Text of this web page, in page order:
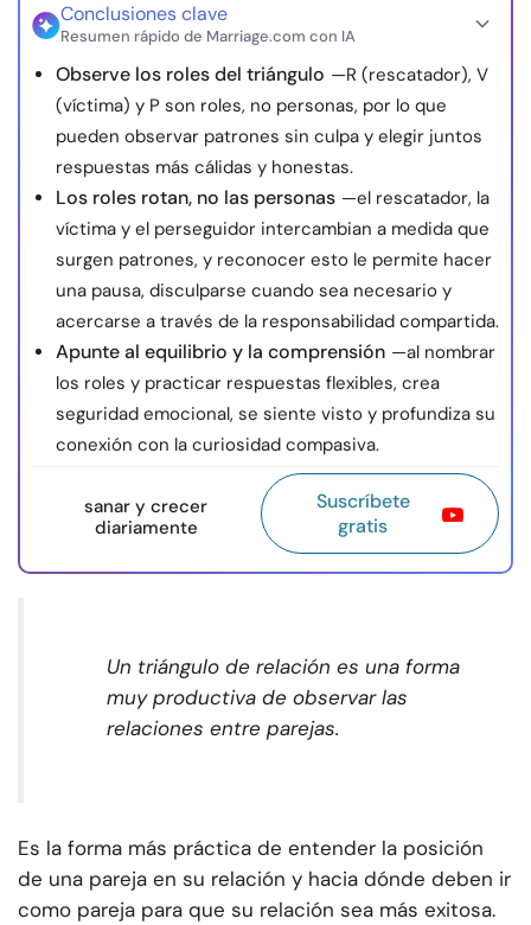
Sobre nosotros Contáctanos
nosotros
© Copyright 2026. Todos los derechos reservados.
Conclusiones clave
Resumen rápido de Marriage.com con IA
Observe los roles del triángulo —R (rescatador), V
(víctima) y P son roles, no personas, por lo que
pueden observar patrones sin culpa y elegir juntos
respuestas más cálidas y honestas.
Los roles rotan, no las personas —el rescatador, la
víctima y el perseguidor intercambian a medida que
surgen patrones, y reconocer esto le permite hacer
una pausa, disculparse cuando sea necesario y
acercarse a través de la responsabilidad compartida.
Apunte al equilibrio y la comprensión —al nombrar
los roles y practicar respuestas flexibles, crea
seguridad emocional, se siente visto y profundiza su
conexión con la curiosidad compasiva.
sanar y crecer
diariamente
Suscríbete
gratis
Un triángulo de relación es una forma
muy productiva de observar las
relaciones entre parejas.
Es la forma más práctica de entender la posición
de una pareja en su relación y hacia dónde deben ir
como pareja para que su relación sea más exitosa.